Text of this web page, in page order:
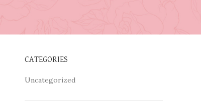
CATEGORIES
Uncategorized